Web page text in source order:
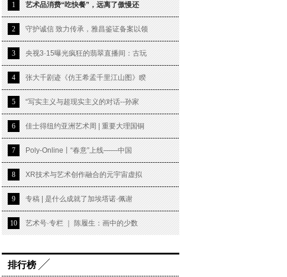
1 艺术品消费“吃快餐”，远离了傲慢还
2 守护诚信 致力传承，雅昌鉴证备案以领
3 央视3·15曝光疯狂的翡翠直播间：古玩
4 张大千剧迹《仿王希孟千里江山图》睽
5 “写实主义与超现实主义的对话--孙家
6 佳士得纽约亚洲艺术周 | 重要大理国铜
7 Poly-Online丨“春意”上线——中国
8 XR技术与艺术创作融合的元宇宙虚拟
9 专稿 | 是什么成就了加埃塔诺·佩谢
10 艺术号·专栏 ｜ 陈履生：画中的少数
排行榜